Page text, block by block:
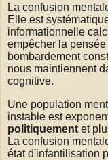
La confusion
Elle est
informationnelle
empêcher la
bombardement
nous maintiennent
cognitive.
Une population
instable est
politiquementet
La confusion
état d'infantilisation